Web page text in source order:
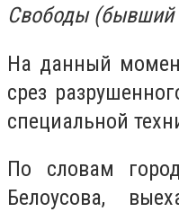
Свободы (бывший
На данный
срез
специальной
По словам
Белоусова,